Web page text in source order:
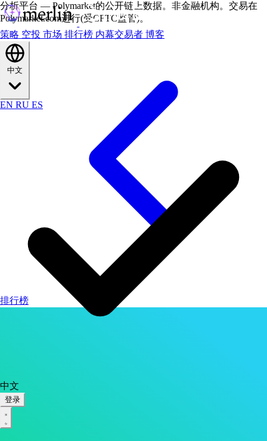
策略 空投 市场 排行榜 内幕交易者 博客
EN RU ES
中文
登录
分析平台 — Polymarket的公开链上数据。非金融机构。交易在
Polymarket.com进行(受CFTC监管)。
排行榜